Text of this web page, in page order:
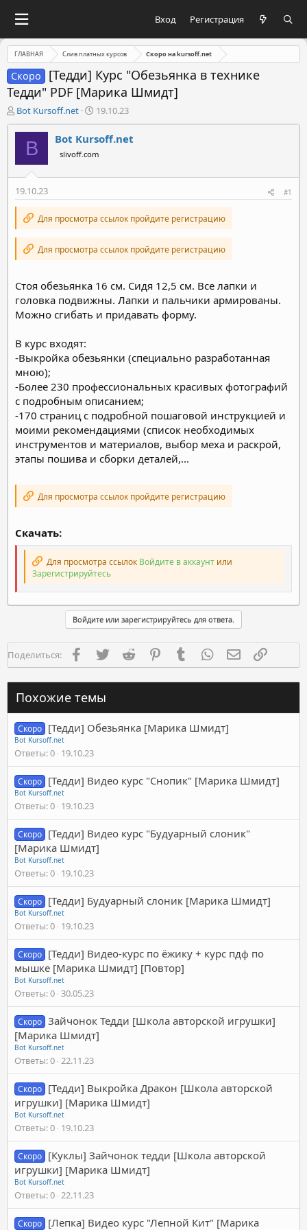
Вход Регистрация
ГЛАВНАЯ Слив платных курсов Скоро на kursoff.net
Скоро
[Тедди] Курс "Обезьянка в технике
Тедди" PDF [Марика Шмидт]
А
в
т
м
ы
Bot Kursoff.net
Д
а
т
а
н
а
а
19.10.23
B Bot Kursoff.net
slivoff.com
19.10.23 #1
Для просмотра ссылок пройдите регистрацию
Для просмотра ссылок пройдите регистрацию
Стоя обезьянка 16 см. Сидя 12,5 см. Все лапки и
головка подвижны. Лапки и пальчики армированы.
Можно сгибать и придавать форму.
В курс входят:
-Выкройка обезьянки (специально разработанная
мною);
-Более 230 профессиональных красивых фотографий
с подробным описанием;
-170 страниц с подробной пошаговой инструкцией и
моими рекомендациями (список необходимых
инструментов и материалов, выбор меха и раскрой,
этапы пошива и сборки деталей,...
Для просмотра ссылок пройдите регистрацию
Скачать:
Для просмотра ссылок Войдите в аккаунт или
Зарегистрируйтесь
Войдите или зарегистрируйтесь для ответа.
Поделиться: FacebookTwitter Reddit PinterestTumblr WhatsAppЭлектронная
Похожие темы
Скоро [Тедди] Обезьянка [Марика Шмидт]
Bot Kursoff.net
Ответы 0 19.10.23
Скоро [Тедди] Видео курс "Снопик" [Марика Шмидт]
Bot Kursoff.net
Ответы 0 19.10.23
Скоро [Тедди] Видео курс "Будуарный слоник"
[Марика Шмидт]
Bot Kursoff.net
Ответы 0 19.10.23
Скоро [Тедди] Будуарный слоник [Марика Шмидт]
Bot Kursoff.net
Ответы 0 19.10.23
Скоро [Тедди] Видео-курс по ёжику + курс пдф по
мышке [Марика Шмидт] [Повтор]
Bot Kursoff.net
Ответы 0 30.05.23
Скоро Зайчонок Тедди [Школа авторской игрушки]
[Марика Шмидт]
Bot Kursoff.net
Ответы 0 22.11.23
Скоро [Тедди] Выкройка Дракон [Школа авторской
игрушки] [Марика Шмидт]
Bot Kursoff.net
Ответы 0 19.10.23
Скоро [Куклы] Зайчонок тедди [Школа авторской
игрушки] [Марика Шмидт]
Bot Kursoff.net
Ответы 0 22.11.23
Скоро [Лепка] Видео курс "Лепной Кит" [Марика